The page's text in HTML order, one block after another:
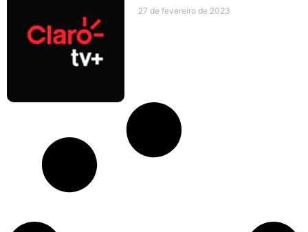
27 de fevereiro de 2023